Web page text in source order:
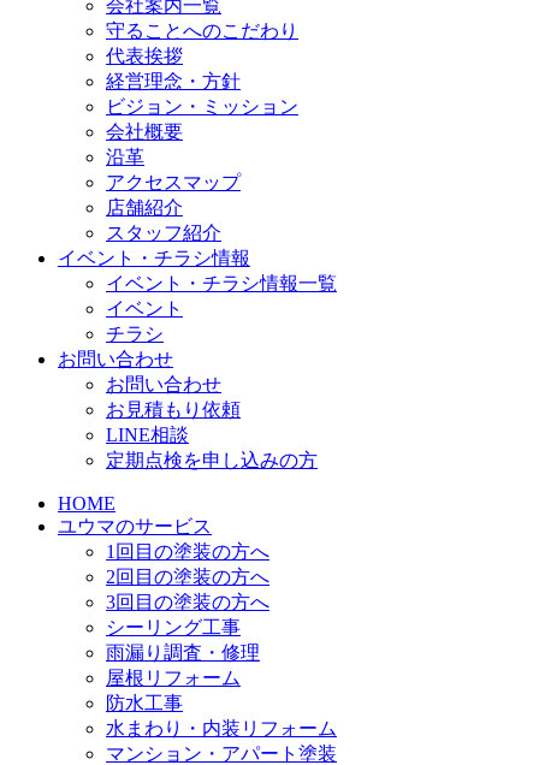
会社案内一覧
守ることへのこだわり
代表挨拶
経営理念・方針
ビジョン・ミッション
会社概要
沿革
アクセスマップ
店舗紹介
スタッフ紹介
イベント・チラシ情報
イベント・チラシ情報一覧
イベント
チラシ
お問い合わせ
お問い合わせ
お見積もり依頼
LINE相談
定期点検を申し込みの方
HOME
ユウマのサービス
1回目の塗装の方へ
2回目の塗装の方へ
3回目の塗装の方へ
シーリング工事
雨漏り調査・修理
屋根リフォーム
防水工事
水まわり・内装リフォーム
マンション・アパート塗装